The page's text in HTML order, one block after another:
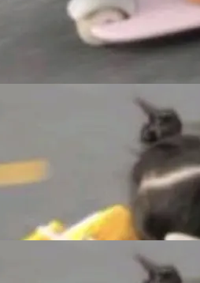
不占资源。当 cel
恢复 SQLite 数据
唯一真相...
17、REDMI No
是vivo X300 E这
Ultra / Z Fold8 /
22日发布，且全
，它们本该
次编辑操作的版
阶段。 De
page 最显
between com
间写出来的。git
何一次编辑：Delt
操作，...
亿美元
博客（VC 分
业绩报告，Spac
与亚马逊、Alpha
技巨头相比，Spa
瞩目。然而，支
截然不同的面
要依托充沛的经
；Muse Spark
。一句话概括：
install.
里自动规划、写
。 据介绍，Muse
识图谱校
有全局视野。整个
建图 → 控制难度